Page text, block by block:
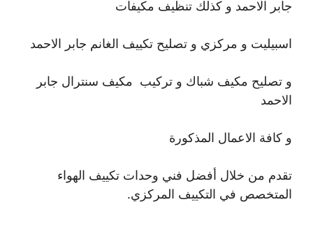
جابر الاحمد و كذلك تنظيف مكيفات
اسبيليت و مركزي و تصليح تكييف الغانم جابر الاحمد
و تصليح مكيف شباك و تركيب مكيف سنترال جابر
الاحمد
و كافة الاعمال المذكورة
تقدم من خلال أفضل فني وحدات تكييف الهواء
المتخصص في التكييف المركزي.